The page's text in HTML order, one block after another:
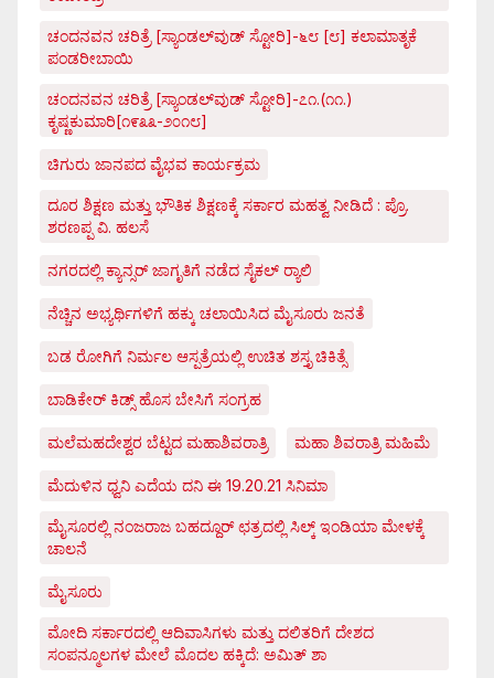
ಚಂದನವನ ಚರಿತ್ರೆ [ಸ್ಯಾಂಡಲ್‌ವುಡ್ ಸ್ಟೋರಿ]-೬೮ [೮] ಕಲಾಮಾತೃಕೆ
ಪಂಡರೀಬಾಯಿ
ಚಂದನವನ ಚರಿತ್ರೆ [ಸ್ಯಾಂಡಲ್‌ವುಡ್ ಸ್ಟೋರಿ]-೭೧.(೧೧.)
ಕೃಷ್ಣಕುಮಾರಿ[೧೯೩೩-೨೦೧೮]
ಚಿಗುರು ಜಾನಪದ ವೈಭವ ಕಾರ್ಯಕ್ರಮ
ದೂರ ಶಿಕ್ಷಣ ಮತ್ತು ಭೌತಿಕ ಶಿಕ್ಷಣಕ್ಕೆ ಸರ್ಕಾರ ಮಹತ್ವ ನೀಡಿದೆ : ಪ್ರೊ.
ಶರಣಪ್ಪ ವಿ. ಹಲಸೆ
ನಗರದಲ್ಲಿ ಕ್ಯಾನ್ಸರ್ ಜಾಗೃತಿಗೆ ನಡೆದ ಸೈಕಲ್ ರ್‍ಯಾಲಿ
ನೆಚ್ಚಿನ ಅಭ್ಯರ್ಥಿಗಳಿಗೆ ಹಕ್ಕು ಚಲಾಯಿಸಿದ ಮೈಸೂರು ಜನತೆ
ಬಡ ರೋಗಿಗೆ ನಿರ್ಮಲ ಆಸ್ಪತ್ರೆಯಲ್ಲಿ ಉಚಿತ ಶಸ್ತೃ ಚಿಕಿತ್ಸೆ
ಬಾಡಿಕೇರ್ ಕಿಡ್ಸ್ ಹೊಸ ಬೇಸಿಗೆ ಸಂಗ್ರಹ
ಮಲೆಮಹದೇಶ್ವರ ಬೆಟ್ಟದ ಮಹಾಶಿವರಾತ್ರಿ ಮಹಾ ಶಿವರಾತ್ರಿ ಮಹಿಮೆ
ಮೆದುಳಿನ ಧ್ವನಿ ಎದೆಯ ದನಿ ಈ 19.20.21 ಸಿನಿಮಾ
ಮೈಸೂರಲ್ಲಿ ನಂಜರಾಜ ಬಹದ್ದೂರ್ ಛತ್ರದಲ್ಲಿ ಸಿಲ್ಕ್ ಇಂಡಿಯಾ ಮೇಳಕ್ಕೆ
ಚಾಲನೆ
ಮೈಸೂರು
ಮೋದಿ ಸರ್ಕಾರದಲ್ಲಿ ಆದಿವಾಸಿಗಳು ಮತ್ತು ದಲಿತರಿಗೆ ದೇಶದ
ಸಂಪನ್ಮೂಲಗಳ ಮೇಲೆ ಮೊದಲ ಹಕ್ಕಿದೆ: ಅಮಿತ್ ಶಾ